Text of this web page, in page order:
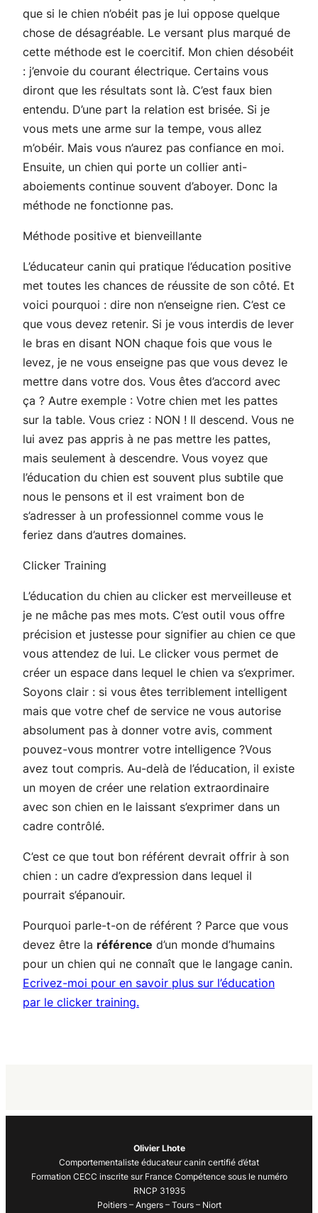
que si le chien n’obéit pas je lui oppose quelque
chose de désagréable. Le versant plus marqué de
cette méthode est le coercitif. Mon chien désobéit
: j’envoie du courant électrique. Certains vous
diront que les résultats sont là. C’est faux bien
entendu. D’une part la relation est brisée. Si je
vous mets une arme sur la tempe, vous allez
m’obéir. Mais vous n’aurez pas confiance en moi.
Ensuite, un chien qui porte un collier anti-
aboiements continue souvent d’aboyer. Donc la
méthode ne fonctionne pas.
Méthode positive et bienveillante
L’éducateur canin qui pratique l’éducation positive
met toutes les chances de réussite de son côté. Et
voici pourquoi : dire non n’enseigne rien. C’est ce
que vous devez retenir. Si je vous interdis de lever
le bras en disant NON chaque fois que vous le
levez, je ne vous enseigne pas que vous devez le
mettre dans votre dos. Vous êtes d’accord avec
ça ? Autre exemple : Votre chien met les pattes
sur la table. Vous criez : NON ! Il descend. Vous ne
lui avez pas appris à ne pas mettre les pattes,
mais seulement à descendre. Vous voyez que
l’éducation du chien est souvent plus subtile que
nous le pensons et il est vraiment bon de
s’adresser à un professionnel comme vous le
feriez dans d’autres domaines.
Clicker Training
L’éducation du chien au clicker est merveilleuse et
je ne mâche pas mes mots. C’est outil vous offre
précision et justesse pour signifier au chien ce que
vous attendez de lui. Le clicker vous permet de
créer un espace dans lequel le chien va s’exprimer.
Soyons clair : si vous êtes terriblement intelligent
mais que votre chef de service ne vous autorise
absolument pas à donner votre avis, comment
pouvez-vous montrer votre intelligence ?Vous
avez tout compris. Au-delà de l’éducation, il existe
un moyen de créer une relation extraordinaire
avec son chien en le laissant s’exprimer dans un
cadre contrôlé.
C’est ce que tout bon référent devrait offrir à son
chien : un cadre d’expression dans lequel il
pourrait s’épanouir.
Pourquoi parle-t-on de référent ? Parce que vous
devez être la référence d’un monde d’humains
pour un chien qui ne connaît que le langage canin.
Ecrivez-moi pour en savoir plus sur l’éducation
par le clicker training.
Olivier Lhote
Comportementaliste éducateur canin certifié d’état
Formation CECC inscrite sur France Compétence sous le numéro
RNCP 31935
Poitiers – Angers – Tours – Niort